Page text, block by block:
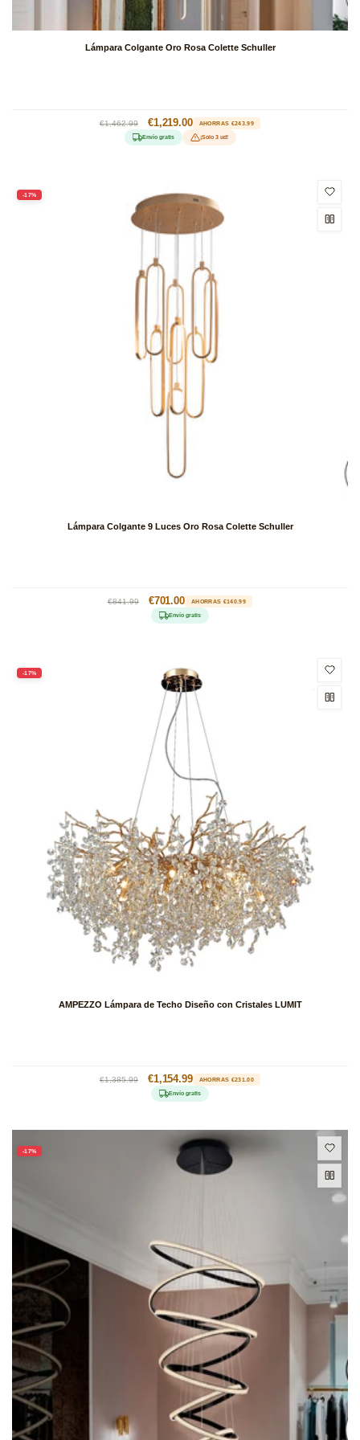
Lámpara Colgante Oro Rosa Colette Schuller
Precio
habitual
€1,462.99
Precio
de
oferta
€1,219.00 AHORRAS €243.99
Envío gratis ¡Solo 3 ud!
-17%
Lámpara Colgante 9 Luces Oro Rosa Colette Schuller
Precio
€841.99
Precio
de
oferta
€701.00 AHORRAS €140.99
Envío gratis
-17%
AMPEZZO Lámpara de Techo Diseño con Cristales LUMIT
Precio
€1,385.99
Precio
de
oferta
€1,154.99 AHORRAS €231.00
Envío gratis
-17%